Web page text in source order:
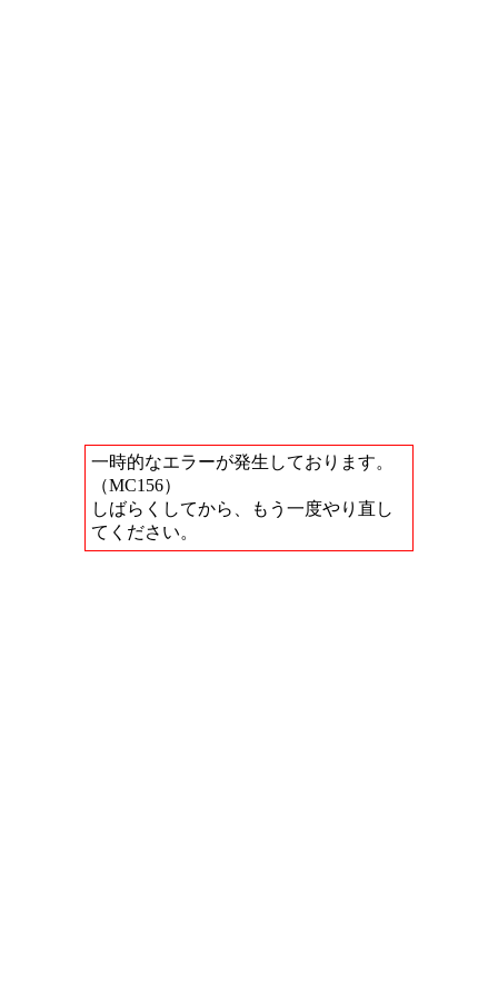
一時的なエラーが発生しております。
（MC156）
しばらくしてから、もう一度やり直し
てください。